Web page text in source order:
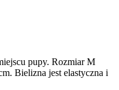
pupy. Rozmiar M
Bielizna jest elastyczna i